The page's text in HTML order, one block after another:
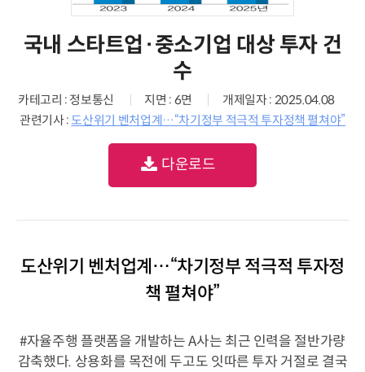
국내 스타트업·중소기업 대상 투자 건
수
카테고리 : 정보통신 지면 : 6면
개제일자 : 2025.04.08
관련기사 : 도산위기 벤처업계…“차기정부 적극적 투자정책 펼쳐야”
다운로드
도산위기 벤처업계…“차기정부 적극적 투자정
책 펼쳐야”
#자율주행 플랫폼을 개발하는 A사는 최근 인력을 절반가량
감축했다. 상용화를 목전에 두고도 잇따른 투자 거절로 결국